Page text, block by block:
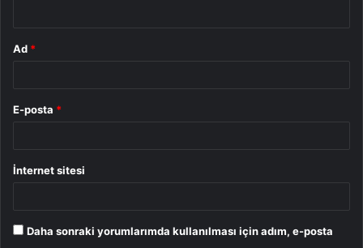
Ad *
E-posta *
İnternet sitesi
Daha sonraki yorumlarımda kullanılması için adım, e-posta